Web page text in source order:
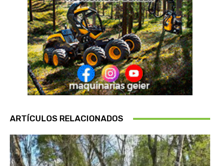
ARTÍCULOS RELACIONADOS